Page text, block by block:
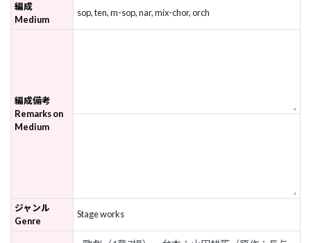
編成
Medium
sop, ten, m-sop, nar, mix-chor, orch
編成備考
Remarks on
Medium
ジャンル
Genre
Stage works